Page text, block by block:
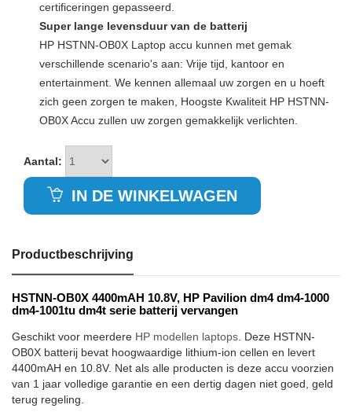
certificeringen gepasseerd.
Super lange levensduur van de batterij
HP HSTNN-OB0X Laptop accu kunnen met gemak
verschillende scenario's aan: Vrije tijd, kantoor en
entertainment. We kennen allemaal uw zorgen en u hoeft
zich geen zorgen te maken, Hoogste Kwaliteit HP HSTNN-
OB0X Accu zullen uw zorgen gemakkelijk verlichten.
Aantal:
IN DE WINKELWAGEN
Productbeschrijving
HSTNN-OB0X 4400mAH 10.8V, HP Pavilion dm4 dm4-1000
dm4-1001tu dm4t serie batterij vervangen
Geschikt voor meerdere HP modellen laptops . Deze HSTNN-
OB0X batterij bevat hoogwaardige lithium-ion cellen en levert
4400mAH en 10.8V. Net als alle producten is deze accu voorzien
van 1 jaar volledige garantie en een dertig dagen niet goed, geld
terug regeling.